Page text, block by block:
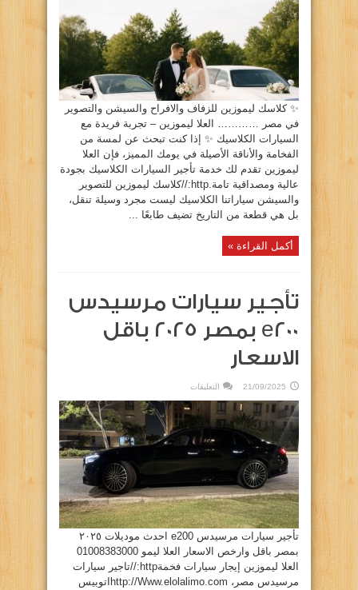
والتصوير
بمصر
مغلقة
✨ كلاسك ليموزين للزفاف والافراح والسيشن والتصوير
في مصر ………… العلا ليموزين – تجربة فريدة مع
السيارات الكلاسيك ✨ إذا كنت تبحث عن لمسة من
الفخامة والأناقة الأصيلة في يومك المميز، فإن العلا
ليموزين تقدم لك خدمة تأجير السيارات الكلاسيك بجودة
عالية ومصداقية تامة.http://كلاسك ليموزين للتصوير
والسيشن سياراتنا الكلاسيك ليست مجرد وسيلة تنقل،
بل هي قطعة من التاريخ تضيف طابعًا ...
أكمل القراءة »
تأجير سيارات مرسيدس
e200 بمصر 2025 باقل
الاسعار
21/09/2025 التعليقات
سيارات
مرسيدس
e200
بمصر
2025
باقل
الاسعار
تأجير سيارات مرسيدس e200 احدث موديلات ٢٠٢٥
بمصر باقل وارخص الاسعار العلا ليمو 01008383000
العلا ليموزين إيجار سيارات فخمةhttp://تاجير سيارات
مرسيدس مصر، http://Www.elolalimo.comاتوبيس